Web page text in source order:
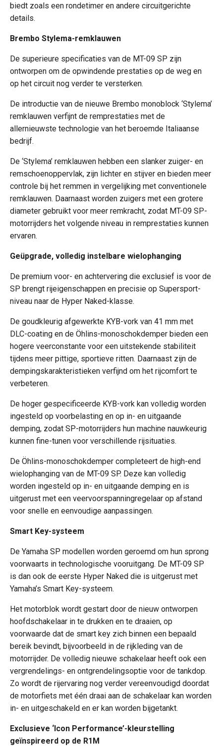
biedt zoals een rondetimer en andere circuitgerichte
details.
Brembo Stylema-remklauwen
De superieure specificaties van de MT-09 SP zijn
ontworpen om de opwindende prestaties op de weg en
op het circuit nog verder te versterken.
De introductie van de nieuwe Brembo monoblock ‘Stylema’
remklauwen verfijnt de remprestaties met de
allernieuwste technologie van het beroemde Italiaanse
bedrijf.
De ‘Stylema’ remklauwen hebben een slanker zuiger- en
remschoenoppervlak, zijn lichter en stijver en bieden meer
controle bij het remmen in vergelijking met conventionele
remklauwen. Daarnaast worden zuigers met een grotere
diameter gebruikt voor meer remkracht, zodat MT-09 SP-
motorrijders het volgende niveau in remprestaties kunnen
ervaren.
Geüpgrade, volledig instelbare wielophanging
De premium voor- en achtervering die exclusief is voor de
SP brengt rijeigenschappen en precisie op Supersport-
niveau naar de Hyper Naked-klasse.
De goudkleurig afgewerkte KYB-vork van 41 mm met
DLC-coating en de Öhlins-monoschokdemper bieden een
hogere veerconstante voor een uitstekende stabiliteit
tijdens meer pittige, sportieve ritten. Daarnaast zijn de
dempingskarakteristieken verfijnd om het rijcomfort te
verbeteren.
De hoger gespecificeerde KYB-vork kan volledig worden
ingesteld op voorbelasting en op in- en uitgaande
demping, zodat SP-motorrijders hun machine nauwkeurig
kunnen fine-tunen voor verschillende rijsituaties.
De Öhlins-monoschokdemper completeert de high-end
wielophanging van de MT-09 SP. Deze kan volledig
worden ingesteld op in- en uitgaande demping en is
uitgerust met een veervoorspanningregelaar op afstand
voor snelle en eenvoudige aanpassingen.
Smart Key-systeem
De Yamaha SP modellen worden geroemd om hun sprong
voorwaarts in technologische vooruitgang. De MT-09 SP
is dan ook de eerste Hyper Naked die is uitgerust met
Yamaha’s Smart Key-systeem.
Het motorblok wordt gestart door de nieuw ontworpen
hoofdschakelaar in te drukken en te draaien, op
voorwaarde dat de smart key zich binnen een bepaald
bereik bevindt, bijvoorbeeld in de rijkleding van de
motorrijder. De volledig nieuwe schakelaar heeft ook een
vergrendelings- en ontgrendelingsoptie voor de tankdop.
Zo wordt de rijervaring nog verder vereenvoudigd doordat
de motorfiets met één draai aan de schakelaar kan worden
in- en uitgeschakeld en er kan worden bijgetankt.
Exclusieve ‘Icon Performance’-kleurstelling
geïnspireerd op de R1M